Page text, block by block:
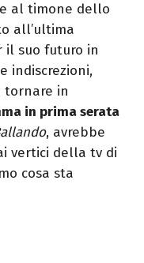
al timone dello
all’ultima
il suo futuro in
indiscrezioni,
tornare in
in prima serata
, avrebbe
vertici della tv di
cosa sta